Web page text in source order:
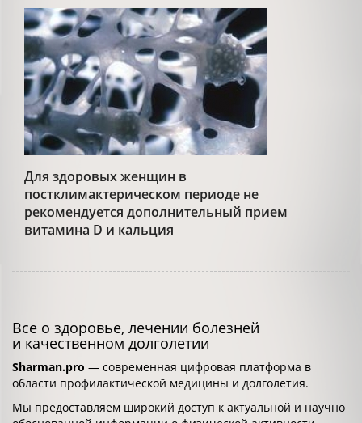
Для здоровых женщин в
постклимактерическом периоде не
рекомендуется дополнительный прием
витамина D и кальция
Все о здоровье, лечении болезней
и качественном долголетии
Sharman.pro — современная цифровая платформа в
области профилактической медицины и долголетия.
Мы предоставляем широкий доступ к актуальной и научно